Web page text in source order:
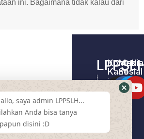
ini. Bagaimana tidak kalau dari
Home –
LPPSLH
Pendamping
Kontak
Kami
Tentang
Kami
Media
Sosial
saya admin LPPSLH...
Anda bisa tanya
disini :D